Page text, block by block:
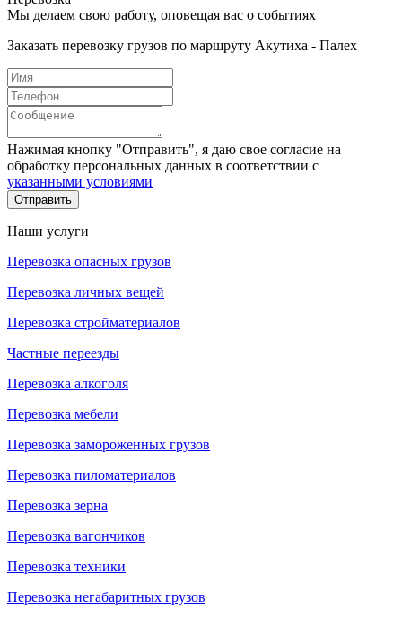
Мы делаем свою работу, оповещая вас о событиях
Заказать перевозку грузов по маршруту Акутиха - Палех
Нажимая кнопку "Отправить", я даю свое согласие на
обработку персональных данных в соответствии с
указанными условиями
Отправить
Наши услуги
Перевозка опасных грузов
Перевозка личных вещей
Перевозка стройматериалов
Частные переезды
Перевозка алкоголя
Перевозка мебели
Перевозка замороженных грузов
Перевозка пиломатериалов
Перевозка зерна
Перевозка вагончиков
Перевозка техники
Перевозка негабаритных грузов